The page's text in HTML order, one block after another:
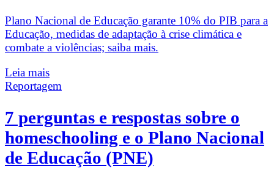
Plano Nacional de Educação garante 10% do PIB para a
Educação, medidas de adaptação à crise climática e
combate a violências; saiba mais.
Leia mais
Reportagem
7 perguntas e respostas sobre o
homeschooling e o Plano Nacional
de Educação (PNE)